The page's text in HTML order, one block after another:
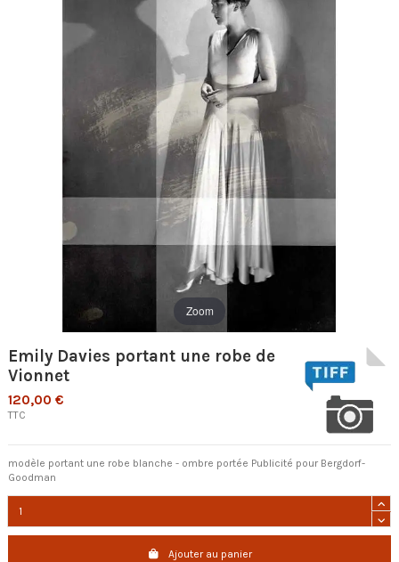
Zoom
Emily Davies portant une robe de
Vionnet
120,00 €
TTC
modèle portant une robe blanche - ombre portée Publicité pour Bergdorf-
Goodman
Ajouter au panier